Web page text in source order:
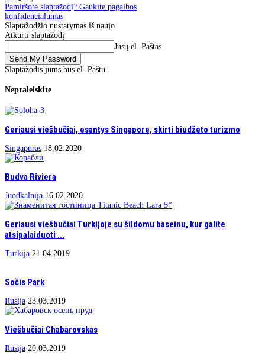
Pamiršote slaptažodį? Gaukite pagalbos
konfidencialumas
Slaptažodžio nustatymas iš naujo
Atkurti slaptažodį
Jūsų el. Paštas
Slaptažodis jums bus el. Paštu.
Nepraleiskite
Geriausi viešbučiai, esantys Singapore, skirti biudžeto turizmo
Singapūras 18.02.2020
Budva Riviera
Juodkalnija 16.02.2020
Geriausi viešbučiai Turkijoje su šildomu baseinu, kur galite
atsipalaiduoti ...
Turkija 21.04.2019
Sočis Park
Rusija 23.03.2019
Viešbučiai Chabarovskas
Rusija 20.03.2019